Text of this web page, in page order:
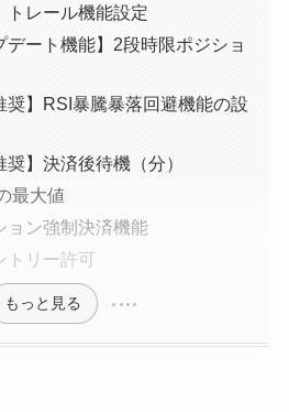
レール機能設定
ート機能】2段時限ポジショ
】RSI暴騰暴落回避機能の設
】決済後待機（分）
最大値
ン強制決済機能
リー許可
もっと見る